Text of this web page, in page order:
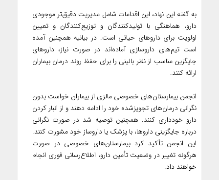
به گفته این نهاد، این اقدامات شامل مدیریت دقیق‌تر موجودی
دارو، هماهنگی با تولیدکنندگان و توزیع‌کنندگان و تعیین
اولویت برای داروهای حیاتی است. در بیانیه همچنین آمده
است تیم‌های داروسازی آماده‌اند در صورت نیاز، داروهای
جایگزین مناسب از نظر بالینی را برای حفظ روند درمان بیماران
ارائه کنند.
انجمن بیمارستان‌های خصوصی مالزی از بیماران خواست بدون
نگرانی درمان‌های تجویزشده خود را ادامه دهند و از انبار کردن
دارو خودداری کنند. همچنین توصیه شد در صورت نگرانی
درباره جایگزینی داروها، با پزشک یا داروساز خود مشورت کنند.
این انجمن تأکید کرد بیمارستان‌های خصوصی در صورت
هرگونه تغییر در وضعیت تأمین دارو، اطلاع‌رسانی فوری انجام
خواهند داد.